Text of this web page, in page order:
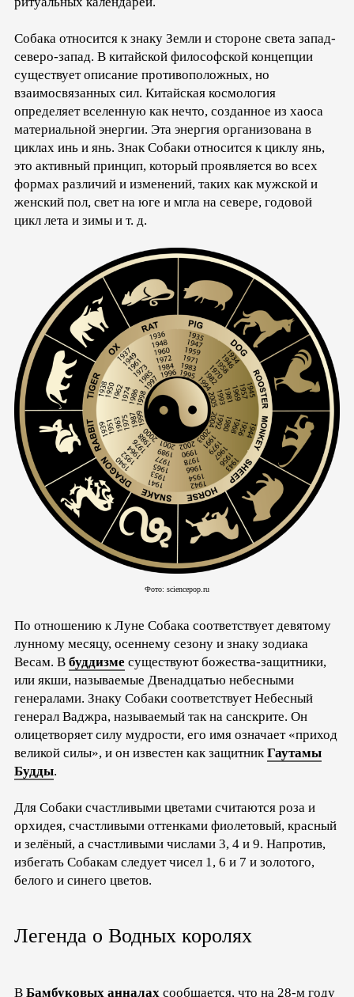
Собака относится к знаку Земли и стороне света запад-
северо-запад. В китайской философской концепции
существует описание противоположных, но
взаимосвязанных сил. Китайская космология
определяет вселенную как нечто, созданное из хаоса
материальной энергии. Эта энергия организована в
циклах инь и янь. Знак Собаки относится к циклу янь,
это активный принцип, который проявляется во всех
формах различий и изменений, таких как мужской и
женский пол, свет на юге и мгла на севере, годовой
цикл лета и зимы и т. д.
Фото: sciencepop.ru
По отношению к Луне Собака соответствует девятому
лунному месяцу, осеннему сезону и знаку зодиака
Весам. В буддизме существуют божества-защитники,
или якши, называемые Двенадцатью небесными
генералами. Знаку Собаки соответствует Небесный
генерал Ваджра, называемый так на санскрите. Он
олицетворяет силу мудрости, его имя означает «приход
великой силы», и он известен как защитникГаутамы
Будды.
Для Собаки счастливыми цветами считаются роза и
орхидея, счастливыми оттенками фиолетовый, красный
и зелёный, а счастливыми числами 3, 4 и 9. Напротив,
избегать Собакам следует чисел 1, 6 и 7 и золотого,
белого и синего цветов.
Легенда о Водных королях
В Бамбуковых анналах сообщается, что на 28-м году